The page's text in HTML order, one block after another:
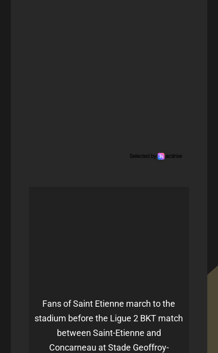
Fans of Saint Etienne march to the
stadium before the Ligue 2 BKT match
between Saint-Etienne and
Concarneau at Stade Geoffroy-